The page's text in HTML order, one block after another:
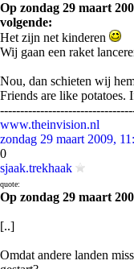
Op zondag 29 maart
volgende:
Het zijn net kinderen
Wij gaan een raket
Nou, dan schieten wij
Friends are like potatoes.
www.theinvision.nl
zondag 29 maart 2009,
0
sjaak.trekhaak
quote:
Op zondag 29 maart
[..]
Omdat andere landen